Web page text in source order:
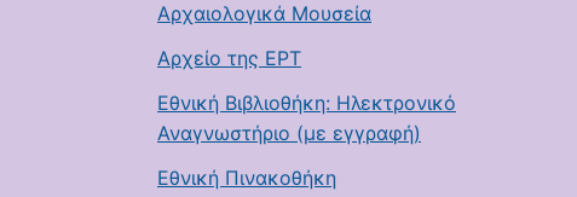
Αρχαιολογικά Μουσεία
Αρχείο της ΕΡΤ
Εθνική Βιβλιοθήκη: Ηλεκτρονικό
Αναγνωστήριο (με εγγραφή)
Εθνική Πινακοθήκη